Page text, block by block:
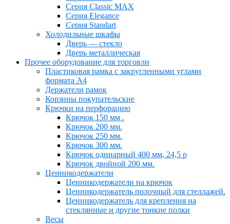
Серия Classic MAX
Серия Elegance
Серия Standart
Холодильные шкафы
Дверь — стекло
Дверь металлическая
Прочее оборудование для торговли
Пластиковая рамка с закругленными углами
формата А4
Держатели рамок
Корзины покупательские
Крючки на перфорацию
Крючок 150 мм .
Крючок 200 мм.
Крючок 250 мм.
Крючок 300 мм.
Крючок одинарный 400 мм, 24,5 р
Крючок двойной 200 мм.
Ценникодержатели
Ценникодержатели на крючок
Ценникодержатель полочный для стеллажей.
Ценникодержатель для крепления на
стеклянные и другие тонкие полки
Весы